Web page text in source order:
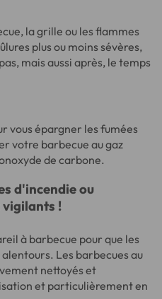
la grille ou les flammes
plus ou moins sévères,
mais aussi après, le temps
vous épargner les fumées
votre barbecue au gaz
de carbone.
d'incendie ou
vigilants !
à barbecue pour que les
Les barbecues au
nettoyés et
et particulièrement en